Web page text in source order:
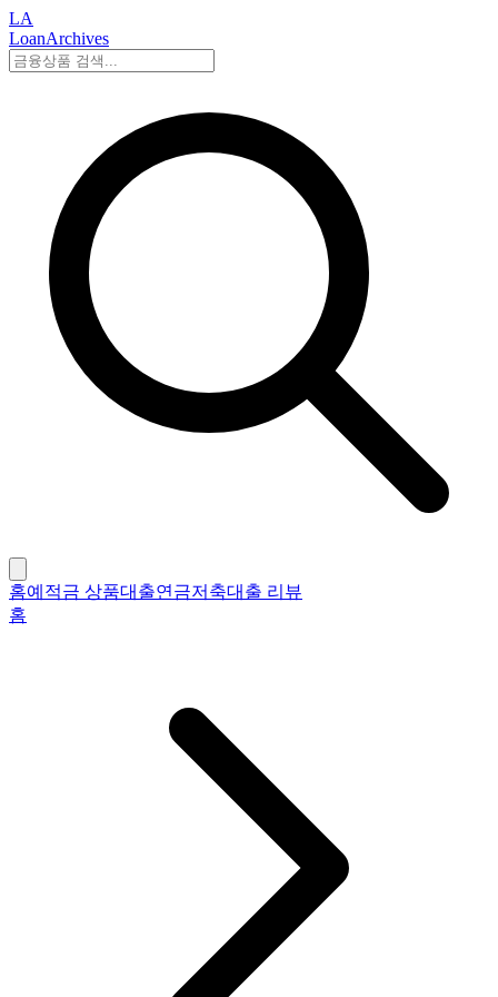
LA
LoanArchives
홈예적금 상품대출연금저축대출 리뷰
홈